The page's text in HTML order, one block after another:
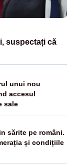
suspectați că
unui nou
accesul
sale
sărite pe români.
și condițiile